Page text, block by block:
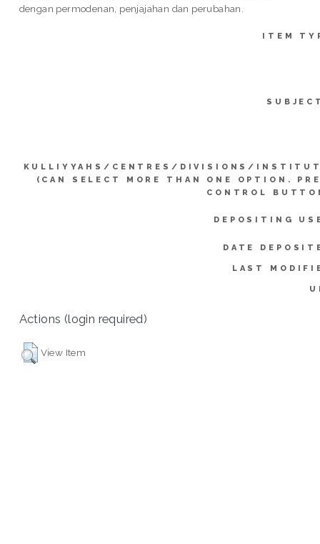
dengan permodenan, penjajahan dan perubahan.
ITEM
KULLIYYAHS/CENTRES/DIVISIONS/
(CAN SELECT MORE THAN ONE OPTION.
CONTROL
DEPOSITING
DATE
LAST
Actions (login required)
View Item